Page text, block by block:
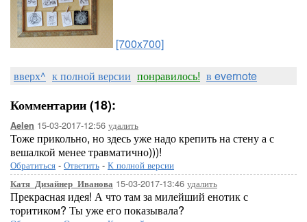
[700x700]
вверх^ к полной версии понравилось! в evernote
Комментарии (18):
Aelen 15-03-2017-12:56 удалить
Тоже прикольно, но здесь уже надо крепить на стену а с
вешалкой менее травматично)))!
Обратиться - Ответить - К полной версии
Катя_Дизайнер_Иванова 15-03-2017-13:46 удалить
Прекрасная идея! А что там за милейший енотик с
торитиком? Ты уже его показывала?